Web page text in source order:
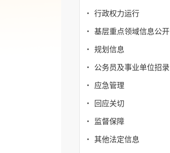
行政权力运行
基层重点领域信息公开
规划信息
公务员及事业单位招录
应急管理
回应关切
监督保障
其他法定信息